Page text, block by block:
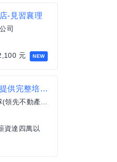
NEW
-見習襄理
司
元
高抽成高獎金、提供完整培訓-台中最強頂尖租賃領先不動產
TOP 租賃管理團隊(領先不動產管理顧問有限公司)
資達四萬以